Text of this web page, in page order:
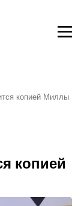
копией Миллы
копией